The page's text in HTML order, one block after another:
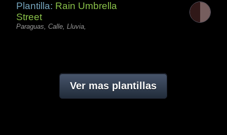
Plantilla: Rain Umbrella
Street
Paraguas, Calle, Lluvia,
Ver mas plantillas